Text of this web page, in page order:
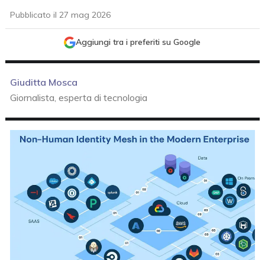
Pubblicato il 27 mag 2026
Aggiungi tra i preferiti su Google
Giuditta Mosca
Giornalista, esperta di tecnologia